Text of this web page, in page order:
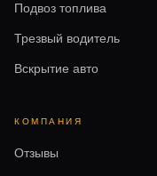
Подвоз топлива
Трезвый водитель
Вскрытие авто
КОМПАНИЯ
Отзывы